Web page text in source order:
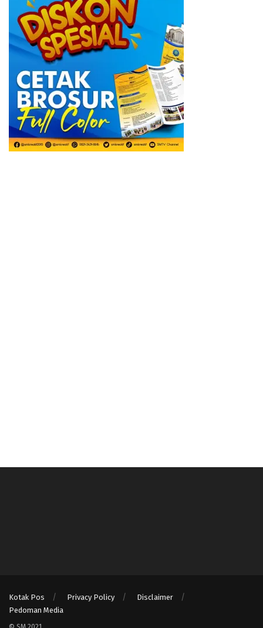
Kotak Pos Privacy Policy
Disclaimer
Pedoman Media